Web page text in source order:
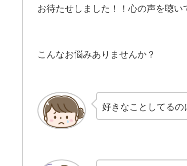
お待たせしました！！心の声を聴
こんなお悩みありませんか？
好きなことしてる